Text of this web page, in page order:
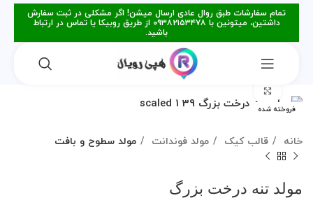
تمام سفارشات طبق روال عادی ارسال میشن! اگر مشکلی در ثبت سفارش
داشتین، میتونین با ۰۹۳۸۲۱۵۳۴۷۸ از طریق روبیکا یا تماس در ارتباط
باشید.
فروخته شده
خانه قالب کیک مولد فوندانت مولد سطوح و بافت
مولد تنه درخت بزرگ